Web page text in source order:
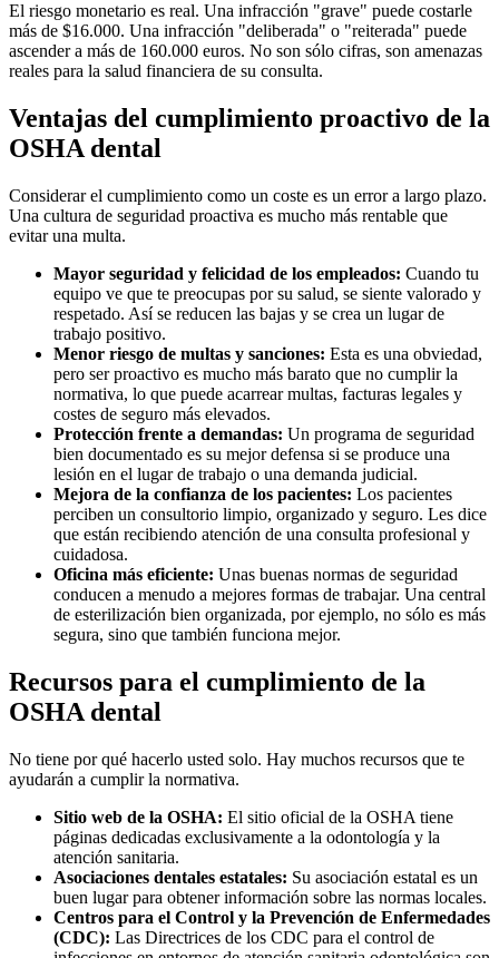
El riesgo monetario es real. Una infracción "grave" puede costarle
más de $16.000. Una infracción "deliberada" o "reiterada" puede
ascender a más de 160.000 euros. No son sólo cifras, son amenazas
reales para la salud financiera de su consulta.
Ventajas del cumplimiento proactivo de la
OSHA dental
Considerar el cumplimiento como un coste es un error a largo plazo.
Una cultura de seguridad proactiva es mucho más rentable que
evitar una multa.
Mayor seguridad y felicidad de los empleados: Cuando tu
equipo ve que te preocupas por su salud, se siente valorado y
respetado. Así se reducen las bajas y se crea un lugar de
trabajo positivo.
Menor riesgo de multas y sanciones: Esta es una obviedad,
pero ser proactivo es mucho más barato que no cumplir la
normativa, lo que puede acarrear multas, facturas legales y
costes de seguro más elevados.
Protección frente a demandas: Un programa de seguridad
bien documentado es su mejor defensa si se produce una
lesión en el lugar de trabajo o una demanda judicial.
Mejora de la confianza de los pacientes: Los pacientes
perciben un consultorio limpio, organizado y seguro. Les dice
que están recibiendo atención de una consulta profesional y
cuidadosa.
Oficina más eficiente: Unas buenas normas de seguridad
conducen a menudo a mejores formas de trabajar. Una central
de esterilización bien organizada, por ejemplo, no sólo es más
segura, sino que también funciona mejor.
Recursos para el cumplimiento de la
OSHA dental
No tiene por qué hacerlo usted solo. Hay muchos recursos que te
ayudarán a cumplir la normativa.
Sitio web de la OSHA: El sitio oficial de la OSHA tiene
páginas dedicadas exclusivamente a la odontología y la
atención sanitaria.
Asociaciones dentales estatales: Su asociación estatal es un
buen lugar para obtener información sobre las normas locales.
Centros para el Control y la Prevención de Enfermedades
(CDC): Las Directrices de los CDC para el control de